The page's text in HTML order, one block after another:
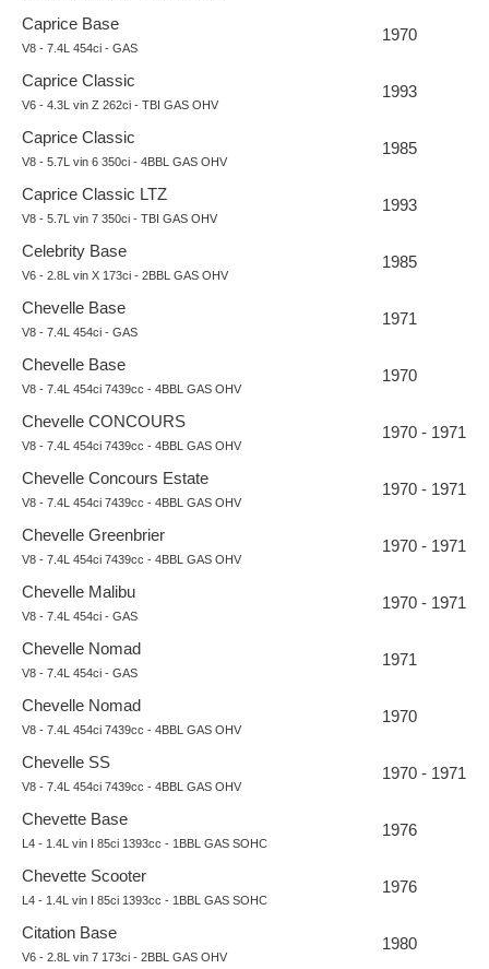
Caprice Base
V8 - 7.4L 454ci - GAS
1970
Caprice Classic
V6 - 4.3L vin Z 262ci - TBI GAS OHV
1993
Caprice Classic
V8 - 5.7L vin 6 350ci - 4BBL GAS OHV
1985
Caprice Classic LTZ
V8 - 5.7L vin 7 350ci - TBI GAS OHV
1993
Celebrity Base
V6 - 2.8L vin X 173ci - 2BBL GAS OHV
1985
Chevelle Base
V8 - 7.4L 454ci - GAS
1971
Chevelle Base
V8 - 7.4L 454ci 7439cc - 4BBL GAS OHV
1970
Chevelle CONCOURS
V8 - 7.4L 454ci 7439cc - 4BBL GAS OHV
1970 - 1971
Chevelle Concours Estate
V8 - 7.4L 454ci 7439cc - 4BBL GAS OHV
1970 - 1971
Chevelle Greenbrier
V8 - 7.4L 454ci 7439cc - 4BBL GAS OHV
1970 - 1971
Chevelle Malibu
V8 - 7.4L 454ci - GAS
1970 - 1971
Chevelle Nomad
V8 - 7.4L 454ci - GAS
1971
Chevelle Nomad
V8 - 7.4L 454ci 7439cc - 4BBL GAS OHV
1970
Chevelle SS
V8 - 7.4L 454ci 7439cc - 4BBL GAS OHV
1970 - 1971
Chevette Base
L4 - 1.4L vin I 85ci 1393cc - 1BBL GAS SOHC
1976
Chevette Scooter
L4 - 1.4L vin I 85ci 1393cc - 1BBL GAS SOHC
1976
Citation Base
V6 - 2.8L vin 7 173ci - 2BBL GAS OHV
1980